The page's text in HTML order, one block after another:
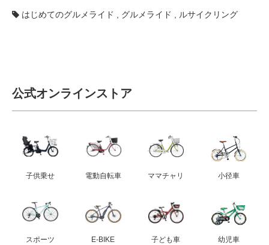
はじめてのグルメライド グルメライド ルサイクリング
公式オンラインストア
子供乗せ 電動自転車 ママチャリ 小径車
スポーツ E-BIKE 子ども車 幼児車